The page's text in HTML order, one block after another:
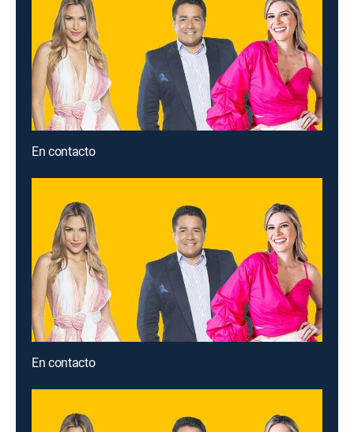
En contacto
En contacto